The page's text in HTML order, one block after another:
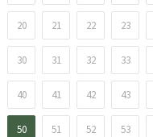
20 21 22 23
30 31 32 33
40 41 42 43
50 51 52 53